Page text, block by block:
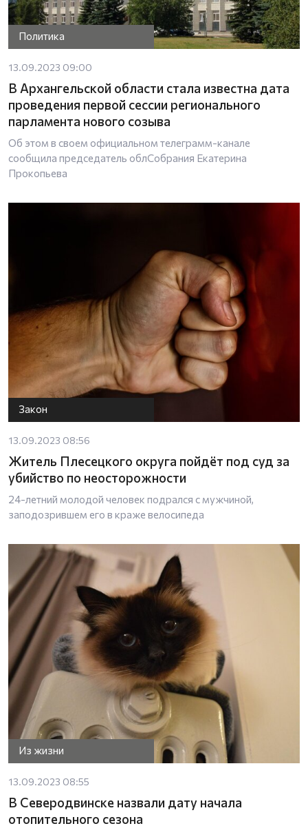
Политика
13.09.2023 09:00
В Архангельской области стала известна дата
проведения первой сессии регионального
парламента нового созыва
Об этом в своем официальном телеграмм-канале
сообщила председатель облСобрания Екатерина
Прокопьева
Закон
13.09.2023 08:56
Житель Плесецкого округа пойдёт под суд за
убийство по неосторожности
24-летний молодой человек подрался с мужчиной,
заподозрившем его в краже велосипеда
Из жизни
13.09.2023 08:55
В Северодвинске назвали дату начала
отопительного сезона